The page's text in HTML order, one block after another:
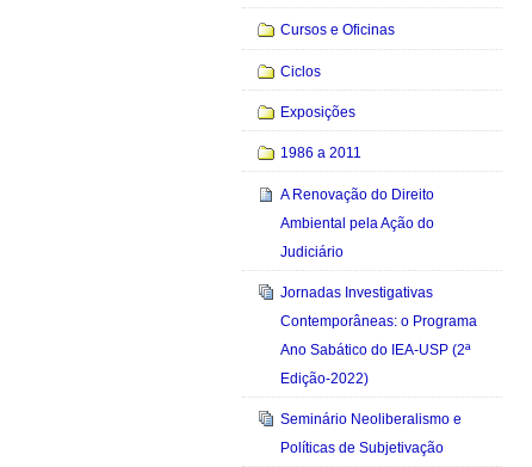
Cursos e Oficinas
Ciclos
Exposições
1986 a 2011
A Renovação do Direito
Ambiental pela Ação do
Judiciário
Jornadas Investigativas
Contemporâneas: o Programa
Ano Sabático do IEA-USP (2ª
Edição-2022)
Seminário Neoliberalismo e
Políticas de Subjetivação